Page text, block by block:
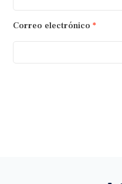
Correo electrónico *